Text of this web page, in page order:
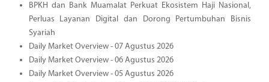
BPKH dan Bank Muamalat Perkuat Ekosistem Haji Nasional,
Perluas Layanan Digital dan Dorong Pertumbuhan Bisnis
Syariah
Daily Market Overview - 07 Agustus 2026
Daily Market Overview - 06 Agustus 2026
Daily Market Overview - 05 Agustus 2026